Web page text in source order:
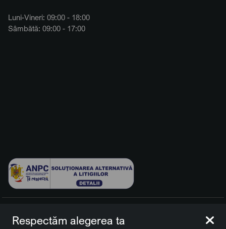
Luni-Vineri: 09:00 - 18:00
Sâmbătă: 09:00 - 17:00
rezervate.
Respectăm alegerea ta